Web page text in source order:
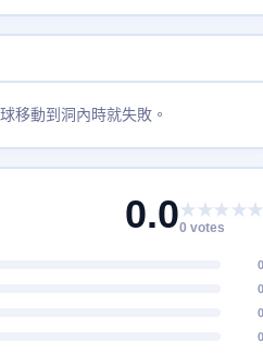
移動到洞內時就失敗。
0.0★★★★★
0 votes
0
0
0
0